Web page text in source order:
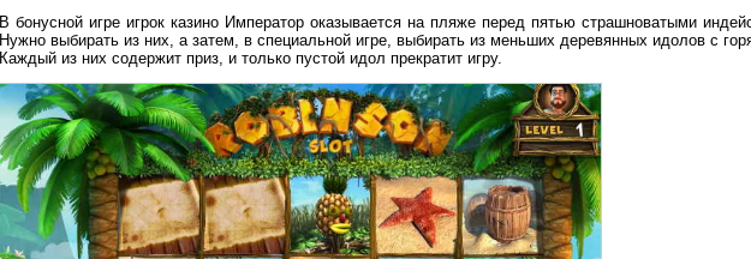
В бонусной игре игрок казино Император оказывается на пляже перед пятью страшноватыми
Нужно выбирать из них, а затем, в специальной игре, выбирать из меньших деревянных идолов с
Каждый из них содержит приз, и только пустой идол прекратит игру.